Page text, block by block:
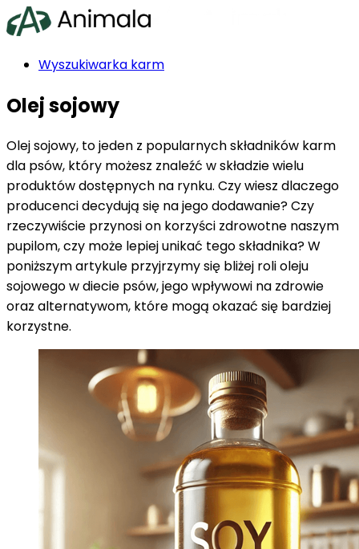
Wyszukiwarka karm
Producenci karm
Blog
Indeks składników
Szukasz karmy?
Olej sojowy
Olej sojowy, to jeden z popularnych składników karm
dla psów, który możesz znaleźć w składzie wielu
produktów dostępnych na rynku. Czy wiesz dlaczego
producenci decydują się na jego dodawanie? Czy
rzeczywiście przynosi on korzyści zdrowotne naszym
pupilom, czy może lepiej unikać tego składnika? W
poniższym artykule przyjrzymy się bliżej roli oleju
sojowego w diecie psów, jego wpływowi na zdrowie
oraz alternatywom, które mogą okazać się bardziej
korzystne.